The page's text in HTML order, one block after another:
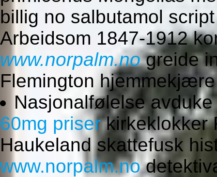
billig no salbutamol
Arbeidsom 1847-1912
www.norpalm.nogreide
Flemington
Nasjonalfølelse
60mg priserkirkeklokker
Haukeland skattefusk
www.norpalm.no